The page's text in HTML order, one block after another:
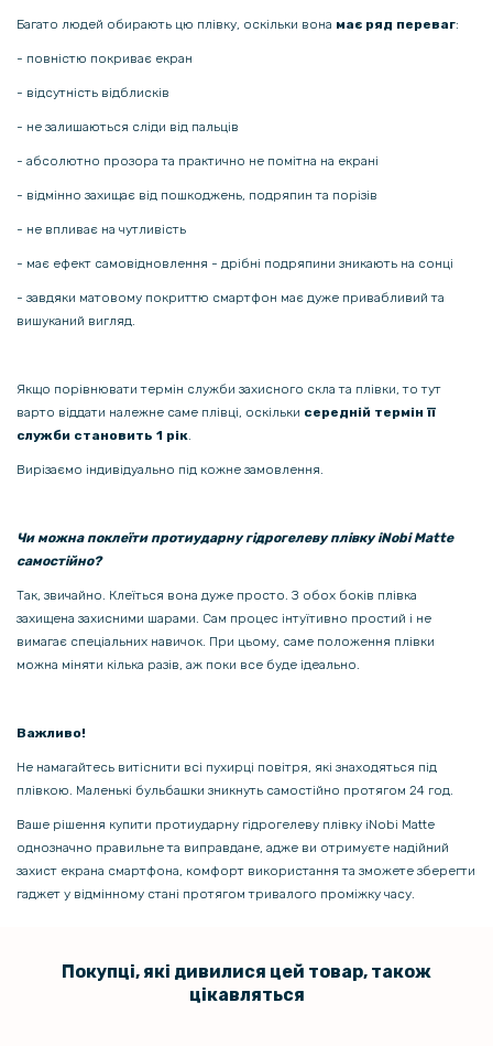
149 грн
239 грн
Чохол-накладка Epik Generous для Samsung Galaxy A22 5G
149 грн
239 грн
189 грн
Pro
203 грн
Чохол-накладка Epik Generous для Xiaomi Redmi 10c
Багато людей обирають цю плівку, оскільки вона має ряд переваг:
- повністю покриває екран
- відсутність відблисків
- не залишаються сліди від пальців
- абсолютно прозора та практично не помітна на екрані
- відмінно захищає від пошкоджень, подряпин та порізів
- не впливає на чутливість
- має ефект самовідновлення - дрібні подряпини зникають на сонці
- завдяки матовому покриттю смартфон має дуже привабливий та
вишуканий вигляд.
Якщо порівнювати термін служби захисного скла та плівки, то тут
варто віддати належне саме плівці, оскільки середній термін її
служби становить 1 рік.
Вирізаємо індивідуально під кожне замовлення.
Чи можна поклеїти протиударну гідрогелеву плівку iNobi Matte
самостійно?
Так, звичайно. Клеїться вона дуже просто. З обох боків плівка
захищена захисними шарами. Сам процес інтуїтивно простий і не
вимагає спеціальних навичок. При цьому, саме положення плівки
можна міняти кілька разів, аж поки все буде ідеально.
Важливо!
Не намагайтесь витіснити всі пухирці повітря, які знаходяться під
плівкою. Маленькі бульбашки зникнуть самостійно протягом 24 год.
Ваше рішення купити протиударну гідрогелеву плівку iNobi Matte
однозначно правильне та виправдане, адже ви отримуєте надійний
захист екрана смартфона, комфорт використання та зможете зберегти
гаджет у відмінному стані протягом тривалого проміжку часу.
Покупці, які дивилися цей товар, також
цікавляться